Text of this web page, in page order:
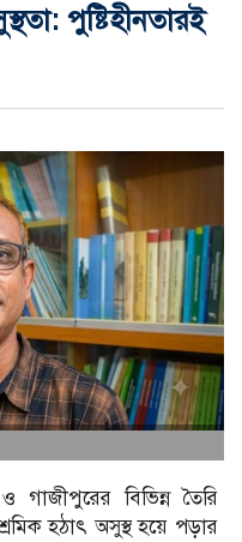
পুষ্টিহীনতারই
গাজীপুরের বিভিন্ন তৈরি
হঠাৎ অসুস্থ হয়ে পড়ার